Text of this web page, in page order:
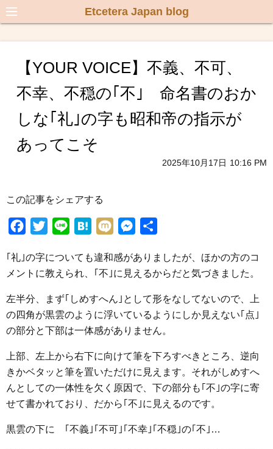
Etcetera Japan blog
【YOUR VOICE】不義、不可、
不幸、不穏の｢不｣ 命名書のおか
しな｢礼｣の字も昭和帝の指示が
あってこそ
2025年10月17日 10:16 PM
この記事をシェアする
c
e
b
o
o
i
t
t
e
r
n
e
H
t
e
n
a
M
x
i
s
s
e
n
g
r
｢礼｣の字についても違和感がありましたが、ほかの方のコ
メントに教えられ、｢不｣に見えるからだと気づきました。
左半分、まず｢しめすへん｣として形をなしてないので、上
の四角が黒雲のように浮いているようにしか見えない｢点｣
の部分と下部は一体感がありません。
上部、左上から右下に向けて筆を下ろすべきところ、逆向
きかベタッと筆を置いただけに見えます。それがしめすへ
んとしての一体性を欠く原因で、下の部分も｢不｣の字に寄
せて書かれており、だから｢不｣に見えるのです。
黒雲の下に ｢不義｣｢不可｣｢不幸｣｢不穏｣の｢不｣…